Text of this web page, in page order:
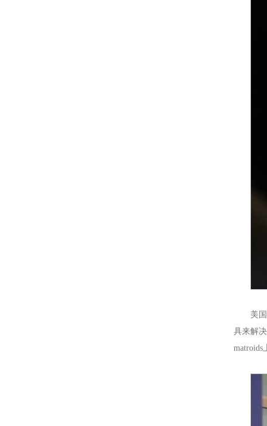
美
具来解
matroids